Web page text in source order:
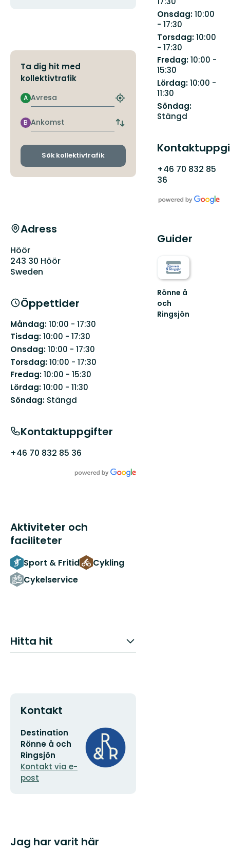
Ta dig hit med
kollektivtrafik
Avresa
A
Hitta
hållplats
Ankomst
B
Byt
och
ankomsthållplatser
Sök kollektivtrafik
Adress
Höör
243 30 Höör
Sweden
Öppettider
Måndag:10:00 - 17:30
Tisdag:10:00 - 17:30
Onsdag:10:00 - 17:30
Torsdag:10:00 - 17:30
Fredag:10:00 - 15:30
Lördag:10:00 - 11:30
Söndag: Stängd
Kontaktuppgifter
+46 70 832 85 36
Aktiviteter och
faciliteter
Sport & Fritid
Cykling
Cykelservice
Hitta hit
Kontakt
E-
postadress
Destination
Rönne å och
Ringsjön
Kontakt via e-
post
Organisationens
logotyp
Jag har varit här
Onsdag:10:00
- 17:30
Torsdag:10:00
- 17:30
Fredag:10:00 -
15:30
Lördag:10:00 -
11:30
Söndag:
Stängd
+46 70 832 85
36
Guider
Rönne å
och
Ringsjön